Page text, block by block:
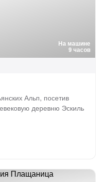
На машине
9 часов
Альп, посетив
деревню Эскиль